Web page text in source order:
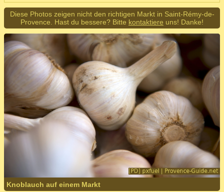
Diese Photos zeigen nicht den richtigen Markt in Saint-Rémy-de-
Provence. Hast du bessere? Bitte kontaktiere uns! Danke!
Knoblauch auf einem Markt